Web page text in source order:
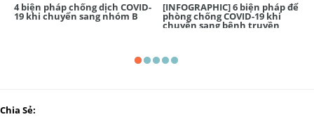
4 biện pháp chống dịch COVID-
19 khi chuyển sang nhóm B
[INFOGRAPHIC] 6 biện pháp để
phòng chống COVID-19 khi
chuyển sang bệnh truyền
Chia Sẻ: